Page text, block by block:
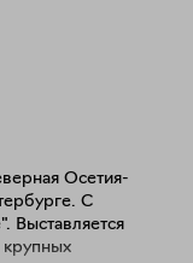
Осетия-
С
Выставляется